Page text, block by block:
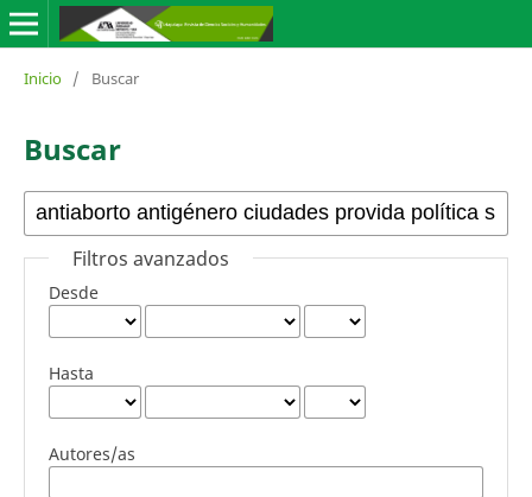
Inicio / Buscar
Buscar
Filtros avanzados
Desde
Hasta
Autores/as